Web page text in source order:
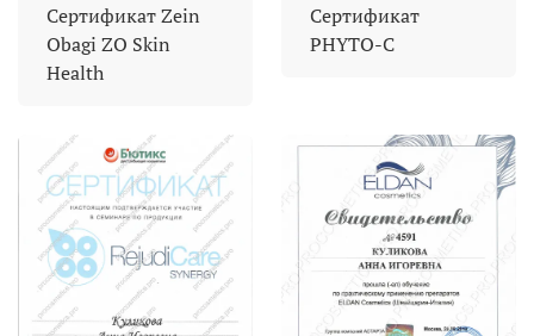
Сертификат Zein
Obagi ZO Skin
Health
Сертификат
PHYTO-C